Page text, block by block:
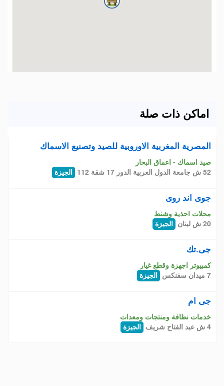
اماكن ذات صلة
المصرية المغربية الاوروبية للصيد وتصنيع الاسماك
صيد اسماك - اعماق البحار
52 ش جامعة الدول العربية الدور 17 شقة 112
الجيزة
جوى اند روى
محلات احذية وشنط
20 ش لبنان
الجيزة
جى.تك
كمبيوتر اجهزة وقطع غيار
7 ميدان سفنكس
الجيزة
جى ام
خدمات نظافة ومنتجات ومعدات
4 ش عبد الفتاح شريف
الجيزة